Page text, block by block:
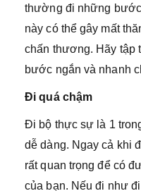
thường đi những
này có thể gây mất
chấn thương. Hãy tập
bước ngắn và nhanh
Đi quá chậm
Đi bộ thực sự là 1
dễ dàng. Ngay cả khi
rất quan trọng để có
của bạn. Nếu đi như